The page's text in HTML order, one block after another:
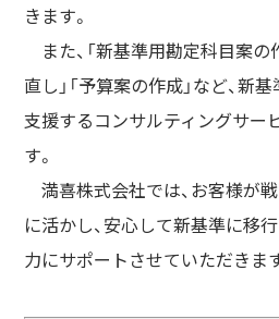
きます。
また、「新基準用勘定科目案の
直し」「予算案の作成」など、新
支援するコンサルティングサー
す。
満喜株式会社では、お客様が
に活かし、安心して新基準に移
力にサポートさせていただきま